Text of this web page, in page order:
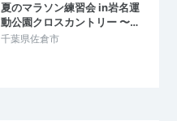
ごうママ
2020/02/23
夏のマラソン練習会 in岩名運
動公園クロスカントリー 〜…
千葉県佐倉市